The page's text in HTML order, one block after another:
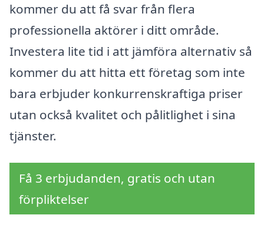
kommer du att få svar från flera
professionella aktörer i ditt område.
Investera lite tid i att jämföra alternativ så
kommer du att hitta ett företag som inte
bara erbjuder konkurrenskraftiga priser
utan också kvalitet och pålitlighet i sina
tjänster.
Få 3 erbjudanden, gratis och utan
förpliktelser